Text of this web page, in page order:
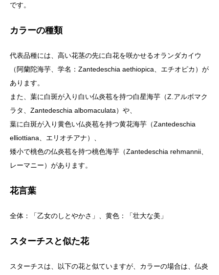
です。
カラーの種類
代表品種には、高い花茎の先に白花を咲かせるオランダカイウ
（阿蘭陀海芋、学名：Zantedeschia aethiopica、エチオピカ）が
あります。
また、葉に白斑が入り白い仏炎苞を持つ白星海芋（Z.アルボマク
ラタ、Zantedeschia albomaculata）や、
葉に白斑が入り黄色い仏炎苞を持つ黄花海芋（Zantedeschia
elliottiana、エリオチアナ）、
矮小で桃色の仏炎苞を持つ桃色海芋（Zantedeschia rehmannii、
レーマニー）があります。
花言葉
全体：「乙女のしとやかさ」、黄色：「壮大な美」
スターチスと似た花
スターチスは、以下の花と似ていますが、カラーの場合は、仏炎